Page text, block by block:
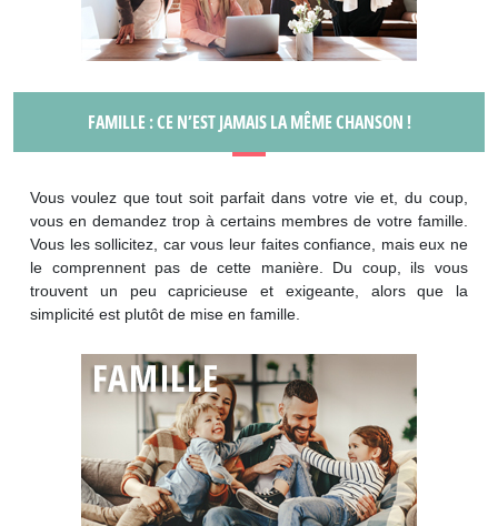
FAMILLE : CE N’EST JAMAIS LA MÊME CHANSON !
Vous voulez que tout soit parfait dans votre vie et, du coup,
vous en demandez trop à certains membres de votre famille.
Vous les sollicitez, car vous leur faites confiance, mais eux ne
le comprennent pas de cette manière. Du coup, ils vous
trouvent un peu capricieuse et exigeante, alors que la
simplicité est plutôt de mise en famille.